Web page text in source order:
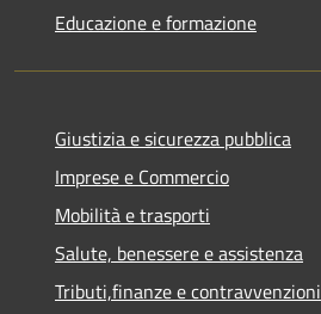
Educazione e formazione
Giustizia e sicurezza pubblica
Imprese e Commercio
Mobilità e trasporti
Salute, benessere e assistenza
Tributi,finanze e contravvenzioni